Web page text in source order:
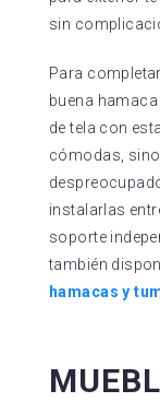
sin
Para
buena
de tela con
cómodas,
instalarlas
soporte
también
hamacas y